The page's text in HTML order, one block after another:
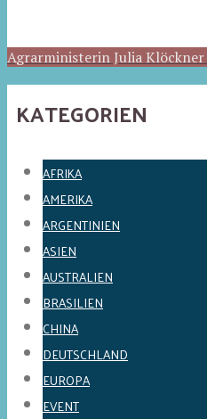
Agrarministerin Julia
KATEGORIEN
AFRIKA
AMERIKA
ARGENTINIEN
ASIEN
AUSTRALIEN
BRASILIEN
CHINA
DEUTSCHLAND
EUROPA
EVENT